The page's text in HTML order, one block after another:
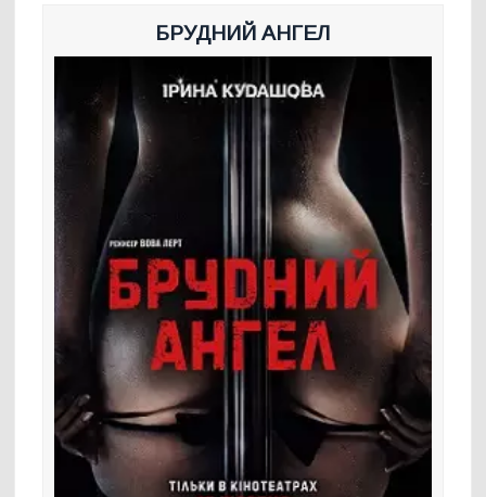
БРУДНИЙ АНГЕЛ